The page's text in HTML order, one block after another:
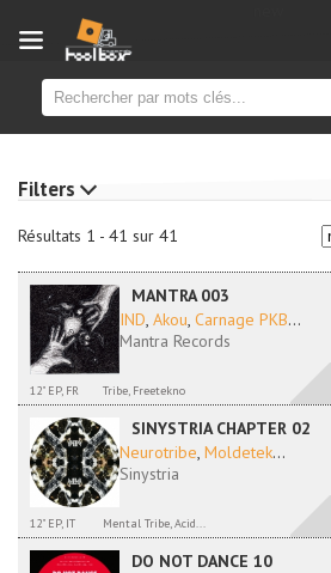
Résultats 1 - 41 sur 41
MANTRA 003
IND, Akou, Carnage PKB...
Mantra Records
12" EP, FR Tribe, Freetekno
SINYSTRIA CHAPTER 02
Neurotribe, Moldetek...
Sinystria
12" EP, IT Mental Tribe, Acid...
DO NOT DANCE 10
Filters